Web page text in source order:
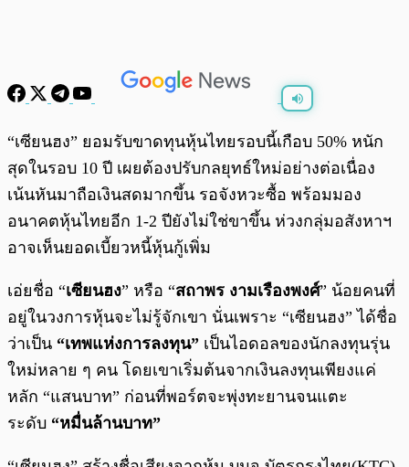
0:00
“เซียนฮง” ยอมรับขาดทุนหุ้นไทยรอบนี้เกือบ 50% หนัก
สุดในรอบ 10 ปี เผยต้องปรับกลยุทธ์ใหม่อย่างต่อเนื่อง
เน้นหันมาถือเงินสดมากขึ้น รอจังหวะซื้อ พร้อมมอง
อนาคตหุ้นไทยอีก 1-2 ปียังไม่ใช่ขาขึ้น ห่วงกลุ่มอสังหาฯ
อาจเห็นยอดเบี้ยวหนี้หุ้นกู้เพิ่ม
เอ่ยชื่อ “เซียนฮง” หรือ “สถาพร งามเรืองพงศ์” น้อยคนที่
อยู่ในวงการหุ้นจะไม่รู้จักเขา นั่นเพราะ “เซียนฮง” ได้ชื่อ
ว่าเป็น “เทพแห่งการลงทุน” เป็นไอดอลของนักลงทุนรุ่น
ใหม่หลาย ๆ คน โดยเขาเริ่มต้นจากเงินลงทุนเพียงแค่
หลัก “แสนบาท” ก่อนที่พอร์ตจะพุ่งทะยานจนแตะ
ระดับ “หมื่นล้านบาท”